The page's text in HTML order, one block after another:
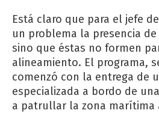
Está claro que para el jefe
un problema la presencia
sino que éstas no formen
alineamiento. El programa,
comenzó con la entrega de
especializada a bordo de
a patrullar la zona marítima